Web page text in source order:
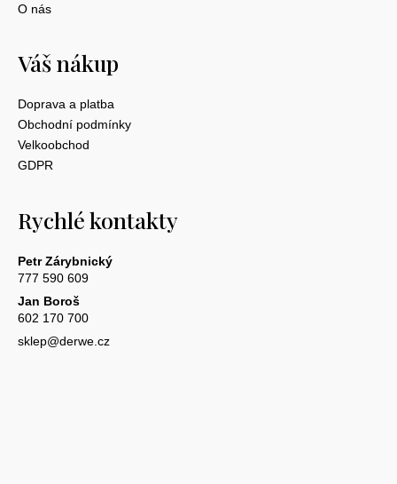
O nás
Váš nákup
Doprava a platba
Obchodní podmínky
Velkoobchod
GDPR
Rychlé kontakty
Petr Zárybnický
777 590 609
Jan Boroš
602 170 700
sklep@derwe.cz